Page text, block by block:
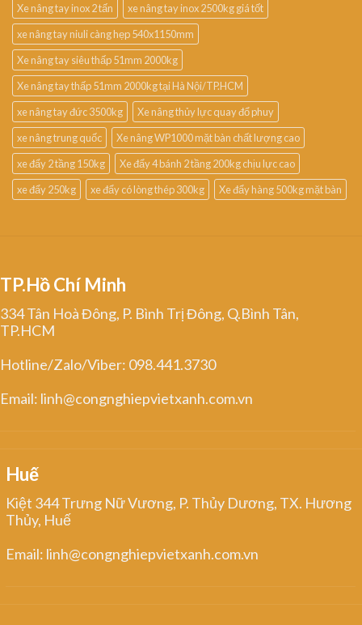
Xe nâng tay inox 2 tấn
xe nâng tay inox 2500kg giá tốt
xe nâng tay niuli càng hẹp 540x1150mm
Xe nâng tay siêu thấp 51mm 2000kg
Xe nâng tay thấp 51mm 2000kg tại Hà Nội/TP.HCM
xe nâng tay đức 3500kg
Xe nâng thủy lực quay đổ phuy
xe nâng trung quốc
Xe nâng WP1000 mặt bàn chất lượng cao
xe đẩy 2 tầng 150kg
Xe đẩy 4 bánh 2 tầng 200kg chịu lực cao
xe đẩy 250kg
xe đẩy có lòng thép 300kg Xe đẩy hàng 500kg mặt bàn
TP.Hồ Chí Minh
334 Tân Hoà Đông, P. Bình Trị Đông, Q.Bình Tân,
TP.HCM
Hotline/Zalo/Viber: 098.441.3730
Email: linh@congnghiepvietxanh.com.vn
Huế
Kiệt 344 Trưng Nữ Vương, P. Thủy Dương, TX. Hương
Thủy, Huế
Email: linh@congnghiepvietxanh.com.vn